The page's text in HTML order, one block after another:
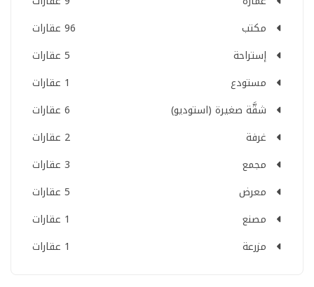
مكتب
96 عقارات
إستراحة
5 عقارات
مستودع
1 عقارات
شقَّة صغيرة (استوديو)
6 عقارات
غرفة
2 عقارات
مجمع
3 عقارات
معرض
5 عقارات
مصنع
1 عقارات
مزرعة
1 عقارات